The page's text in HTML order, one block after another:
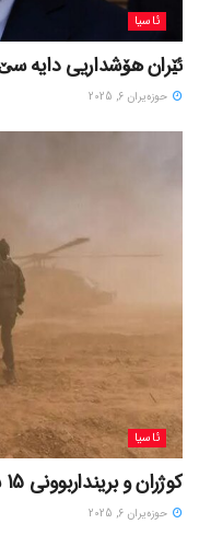
ئاسیا
ئێران هۆشداریی دایە
حوزه‌یران 6, 2025
ئاسیا
کوژران و برینداربوونی 15 سەربازی زایۆنیست لە باشوری غەززە
حوزه‌یران 6, 2025